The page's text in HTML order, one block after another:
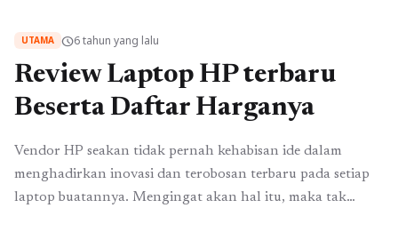
UTAMA schedule6 tahun yang lalu
Review Laptop HP terbaru
Beserta Daftar Harganya
Vendor HP seakan tidak pernah kehabisan ide dalam
menghadirkan inovasi dan terobosan terbaru pada setiap
laptop buatannya. Mengingat akan hal itu, maka tak